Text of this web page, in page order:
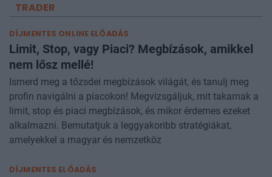
TRADER
DÍJMENTES ONLINE ELŐADÁS
Limit, Stop, vagy Piaci? Megbízások, amikkel
nem lősz mellé!
Ismerd meg a tőzsdei megbízások világát, és tanulj meg
profin navigálni a piacokon! Megvizsgáljuk, mit takarnak a
limit, stop és piaci megbízások, és mikor érdemes ezeket
alkalmazni. Bemutatjuk a leggyakoribb stratégiákat,
amelyekkel a magyar és nemzetköz
DÍJMENTES ELŐADÁS